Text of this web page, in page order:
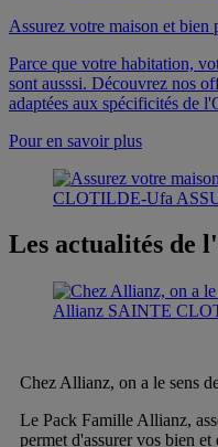
Assurez votre maison et bien
Parce que votre habitation,
sont ausssi. Découvrez nos
adaptées aux spécificités de
Pour en savoir plus
Les actualités de
Chez Allianz, on a le sens
Le Pack Famille Allianz,
permet d'assurer vos bien